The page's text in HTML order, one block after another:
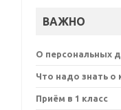
ВАЖНО
О персональных
Что надо знать о
Приём в 1 класс